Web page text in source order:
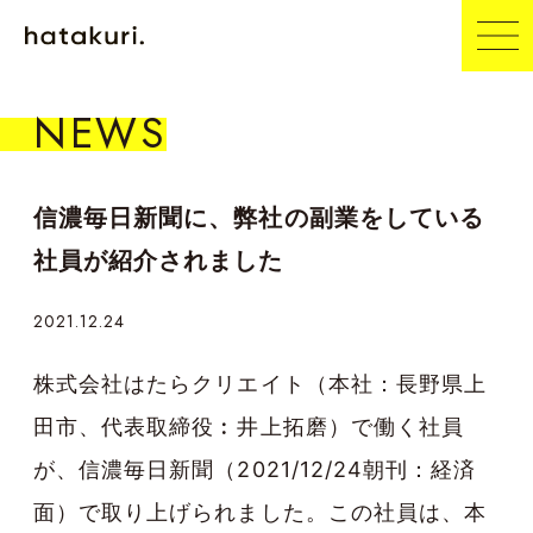
NEWS
信濃毎日新聞に、弊社の副業をしている
社員が紹介されました
2021.12.24
株式会社はたらクリエイト（本社：長野県上
田市、代表取締役︰井上拓磨）で働く社員
が、信濃毎日新聞（2021/12/24朝刊：経済
面）で取り上げられました。この社員は、本